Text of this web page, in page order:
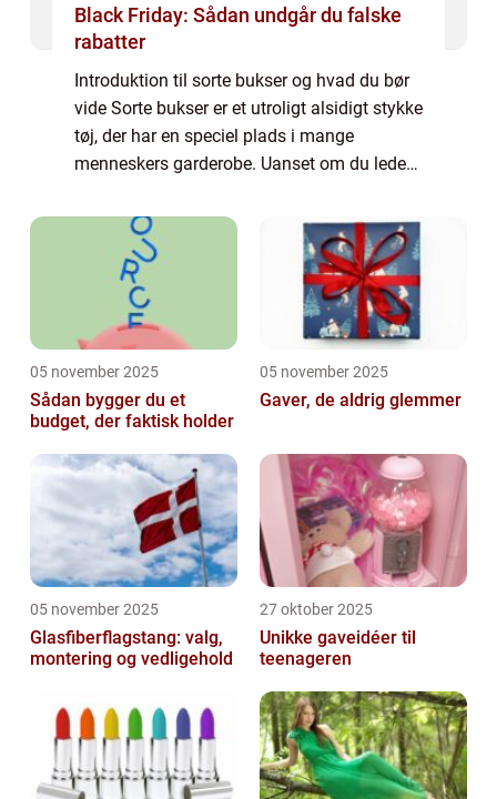
Black Friday: Sådan undgår du falske
rabatter
Introduktion til sorte bukser og hvad du bør
vide Sorte bukser er et utroligt alsidigt stykke
tøj, der har en speciel plads i mange
menneskers garderobe. Uanset om du leder
sorte bukser en pålidelig løsnin...
05 november 2025
Sådan bygger du et
budget, der faktisk holder
05 november 2025
Gaver, de aldrig glemmer
05 november 2025
Glasfiberflagstang: valg,
montering og vedligehold
27 oktober 2025
Unikke gaveidéer til
teenageren